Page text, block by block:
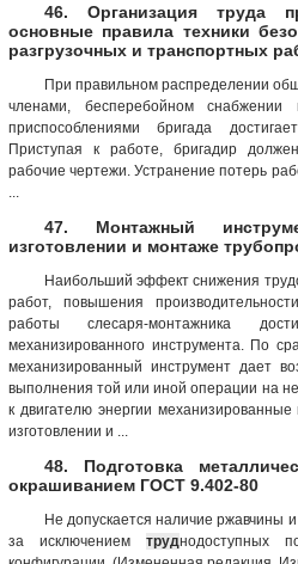
46. Организация труда
основные правила техники
разгрузочных и транспортных
При правильном распределении
членами, бесперебойном снабжении
приспособлениями бригада
Приступая к работе, бригадир
рабочие чертежи. Устранение потерь
47. Монтажный
изготовлении и монтаже
Наибольший эффект снижения
работ, повышения
работы слесаря-монтажника
механизированного инструмента. По
механизированный инструмент дает
выполнения той или иной операции на
к двигателю энергии
изготовлении и ...
48. Подготовка
окрашиванием ГОСТ 9.402-80
Не допускается наличие ржавчины
за исключением труднодоступных